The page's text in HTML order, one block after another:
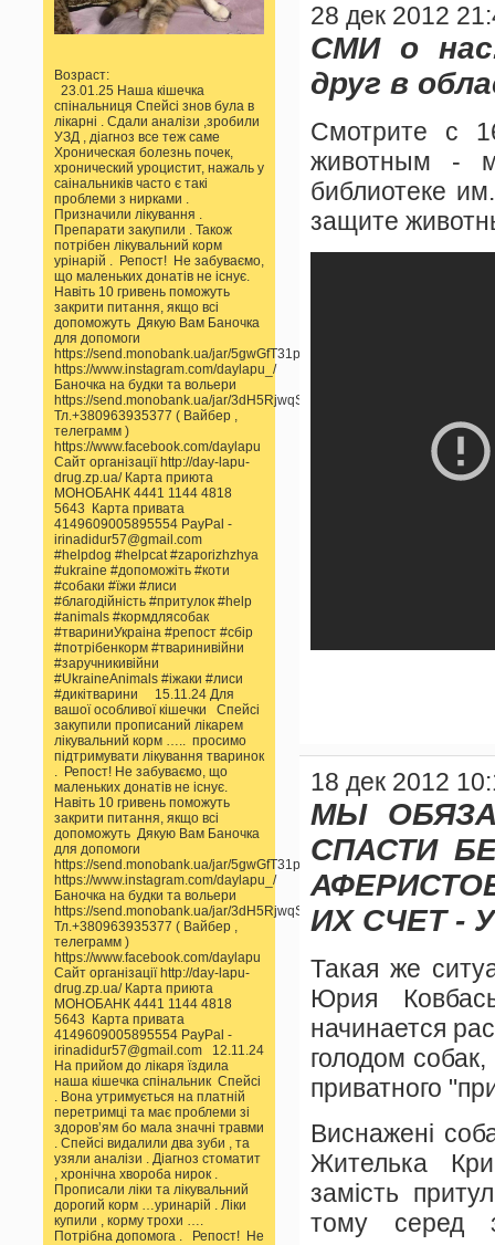
Возраст:
23.01.25 Наша кішечка
спінальниця Спейсі знов була в
лікарні . Сдали аналізи ,зробили
УЗД , діагноз все теж саме
Хроническая болезнь почек,
хронический уроцистит, нажаль у
саінальників часто є такі
проблеми з нирками .
Призначили лікування .
Препарати закупили . Також
потрібен лікувальний корм
урінарій . Репост! Не забуваємо,
що маленьких донатів не існує.
Навіть 10 гривень поможуть
закрити питання, якщо всі
допоможуть Дякую Вам Баночка
для допомоги
https://send.monobank.ua/jar/5gwGfT31pp
https://www.instagram.com/daylapu_/
Баночка на будки та вольери
https://send.monobank.ua/jar/3dH5RjwqSS
Тл.+380963935377 ( Вайбер ,
телеграмм )
https://www.facebook.com/daylapu
Сайт організації http://day-lapu-
drug.zp.ua/ Карта приюта
МОНОБАНК 4441 1144 4818
5643 Карта привата
4149609005895554 PayPal -
irinadidur57@gmail.com
#helpdog #helpcat #zaporizhzhya
#ukraine #допоможіть #коти
#собаки #їжи #лиси
#благодійність #притулок #help
#animals #кормдлясобак
#твариниУкраіна #репост #сбір
#потрібенкорм #тваринивійни
#заручникивійни
#UkraineAnimals #іжаки #лиси
#дикітварини 15.11.24 Для
вашої особливої кішечки Спейсі
закупили прописаний лікарем
лікувальний корм ….. просимо
підтримувати лікування тваринок
. Репост! Не забуваємо, що
маленьких донатів не існує.
Навіть 10 гривень поможуть
закрити питання, якщо всі
допоможуть Дякую Вам Баночка
для допомоги
https://send.monobank.ua/jar/5gwGfT31pp
https://www.instagram.com/daylapu_/
Баночка на будки та вольери
https://send.monobank.ua/jar/3dH5RjwqSS
Тл.+380963935377 ( Вайбер ,
телеграмм )
https://www.facebook.com/daylapu
Сайт організації http://day-lapu-
drug.zp.ua/ Карта приюта
МОНОБАНК 4441 1144 4818
5643 Карта привата
4149609005895554 PayPal -
irinadidur57@gmail.com 12.11.24
На прийом до лікаря їздила
наша кішечка спінальник Спейсі
. Вона утримується на платній
перетримці та має проблеми зі
здоров’ям бо мала значні травми
. Спейсі видалили два зуби , та
узяли аналізи . Діагноз стоматит
, хронічна хвороба нирок .
Прописали ліки та лікувальний
дорогий корм …уринарій . Ліки
купили , корму трохи ….
Потрібна допомога . Репост! Не
28 дек 2012
СМИ о
друг в
Смотрите с
животным -
библиотеке
защите
18 дек 2012
МЫ
СПАСТИ
ИХ СЧЕТ -
Такая же
Юрия
начинается
голодом
приватного
Виснажені
Жителька
замість
тому серед